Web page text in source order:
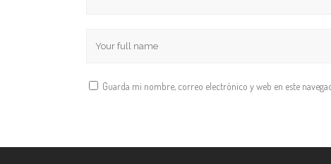
Guarda mi nombre, correo electrónico y web en este